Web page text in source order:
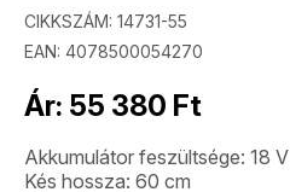
CIKKSZÁM: 14731-55
EAN: 4078500054270
Ár: 55 380 Ft
Akkumulátor feszültsége: 18 V
Kés hossza: 60 cm